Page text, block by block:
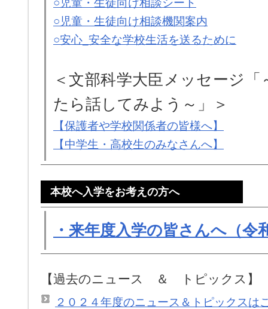
○児童・生徒向け相談シート
○児童・生徒向け相談機関案内
○安心_安全な学校生活を送るために
＜文部科学大臣メッセージ
たら話してみよう～」＞
【保護者や学校関係者の皆様へ】
【中学生・高校生のみなさんへ】
本校へ入学をお考えの方へ
・来年度入学の皆さんへ（令
【過去のニュース ＆ トピックス】
２０２４年度のニュース＆トピックスは